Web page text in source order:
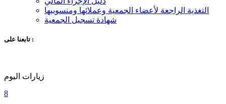
التغذية الراجعة لأعضاء الجمعية وعملائها ومنسوبيها
شهادة تسجيل الجمعية
تابعنا على :
زيارات اليوم
8